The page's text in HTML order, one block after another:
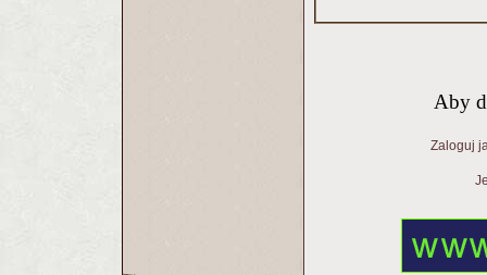
Aby
Zaloguj